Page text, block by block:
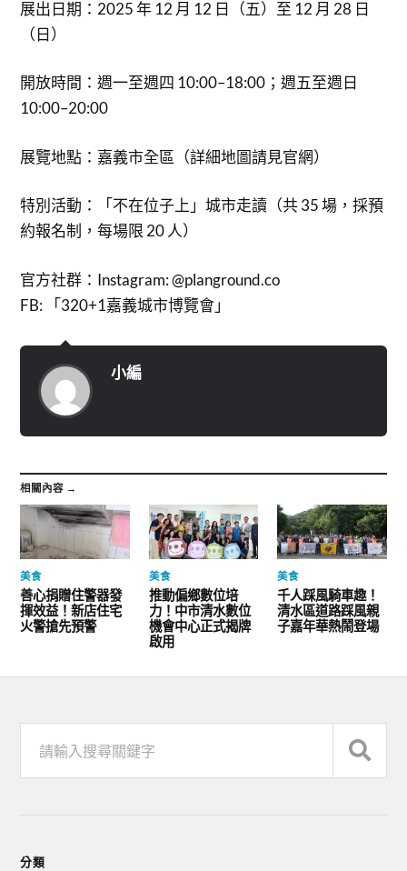
展出日期：2025 年 12 月 12 日（五）至 12 月 28 日
（日）
開放時間：週一至週四 10:00–18:00；週五至週日
10:00–20:00
展覽地點：嘉義市全區（詳細地圖請見官網）
特別活動：「不在位子上」城市走讀（共 35 場，採預
約報名制，每場限 20 人）
官方社群：Instagram: @planground.co
FB: 「320+1嘉義城市博覽會」
小編
相關內容 →
美食
善心捐贈住警器發
揮效益！新店住宅
火警搶先預警
美食
推動偏鄉數位培
力！中市清水數位
機會中心正式揭牌
啟用
美食
千人踩風騎車趣！
清水區道路踩風親
子嘉年華熱鬧登場
分類